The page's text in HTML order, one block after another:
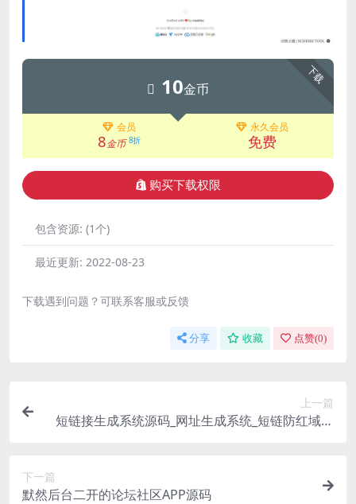
下载
10金币
会员
8金币 8折
永久会员
免费
购买下载权限
包含资源: (1个)
最近更新: 2022-08-23
下载遇到问题？可联系客服或反馈
分享 收藏 点赞(0)
上一篇
短链接生成系统源码_网址生成系统_短链防红域名
下一篇
默然后台二开的论坛社区APP源码